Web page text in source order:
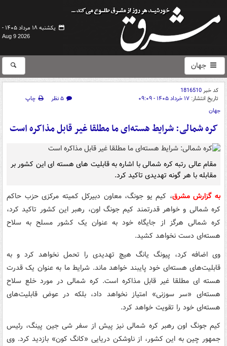
یکشنبه ۱۸ مرداد ۱۴۰۵ -
Aug 9 2026
جهان
کد خبر1816510
تاریخ انتشار: ۱۷ خرداد ۱۴۰۵ - ۰۹:۰۹ ۵ نظر
چاپ
جهان
کره شمالی: شرایط هسته‌ای ما مطلقا غیر قابل مذاکره است
مقام عالی رتبه کره شمالی با اشاره به قابلیت های هسته ای این کشور بر
مقابله با هر گونه تهدیدی تاکید کرد.
به گزارش مشرق، کیم یو جونگ، معاون دبیرکل کمیته مرکزی حزب حاکم
کره شمالی و خواهر قدرتمند کیم جونگ اون، رهبر این کشور تاکید کرد،
کره شمالی هرگز از جایگاه خود به عنوان یک کشور مسلح به سلاح
هسته‌ای دست نخواهد کشید.
وی اضافه کرد، پیونگ یانگ هیچ تهدیدی را تحمل نخواهد کرد و به
قابلیت‌های هسته‌ای خود پایبند خواهد ماند. شرایط ما به عنوان یک قدرت
هسته ای مطلقا غیر قابل مذاکره است. کره شمالی در مورد خلع سلاح
هسته‌ای «سر سوزنی» امتیاز نخواهد داد، بلکه در عوض قابلیت‌های
هسته‌ای خود را تقویت خواهد کرد.
کیم جونگ اون رهبر کره شمالی نیز پیش از سفر شی جین پینگ، رئیس
جمهور چین به این کشور، از ناوشکن دریایی «کانگ کون» بازدید کرد. وی